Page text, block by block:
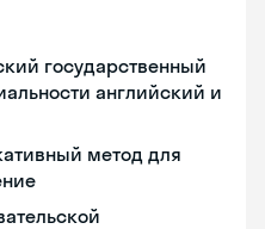
государственный
английский и
метод для